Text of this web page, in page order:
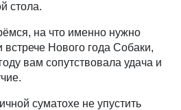
стола.
на что именно нужно
Нового года Собаки,
вам сопутствовала удача и
суматохе не упустить